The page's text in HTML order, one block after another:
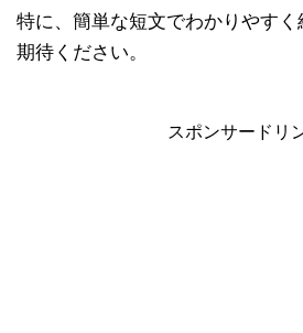
特に、簡単な短文でわかりやす
期待ください。
スポンサードリ